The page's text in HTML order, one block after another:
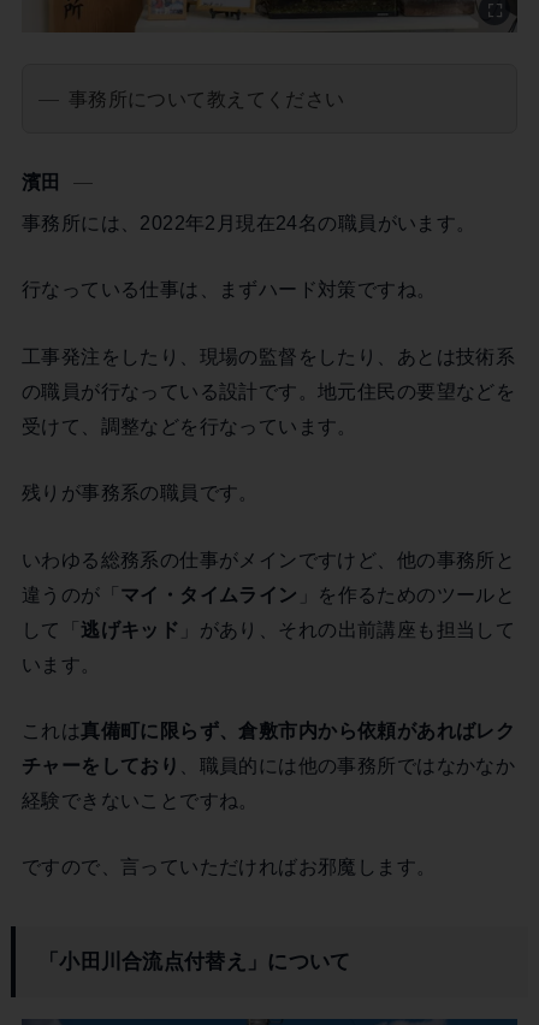
事務所について教えてください
濱田
事務所には、2022年2月現在24名の職員がいます。
行なっている仕事は、まずハード対策ですね。
工事発注をしたり、現場の監督をしたり、あとは技術系
の職員が行なっている設計です。地元住民の要望などを
受けて、調整などを行なっています。
残りが事務系の職員です。
いわゆる総務系の仕事がメインですけど、他の事務所と
違うのが「マイ・タイムライン 」を作るためのツールと
して「逃げキッド 」があり、それの出前講座も担当して
います。
これは真備町に限らず、倉敷市内から依頼があればレク
チャーをしており
、職員的には他の事務所ではなかなか
経験できないことですね。
ですので、言っていただければお邪魔します。
「小田川合流点付替え」について